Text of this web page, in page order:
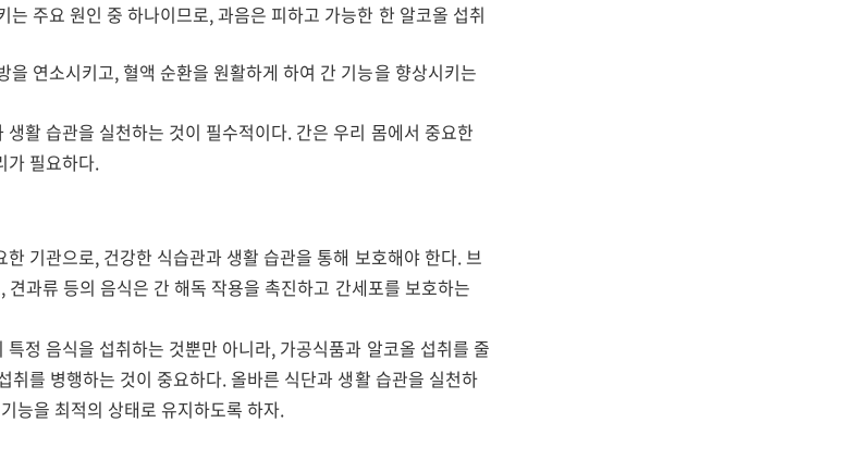
는 주요 원인 중 하나이므로, 과음은 피하고 가능한 한 알코올 섭취
을 연소시키고, 혈액 순환을 원활하게 하여 간 기능을 향상시키는
활 습관을 실천하는 것이 필수적이다. 간은 우리 몸에서 중요한
가 필요하다.
기관으로, 건강한 식습관과 생활 습관을 통해 보호해야 한다. 브
과류 등의 음식은 간 해독 작용을 촉진하고 간세포를 보호하는
정 음식을 섭취하는 것뿐만 아니라, 가공식품과 알코올 섭취를 줄
취를 병행하는 것이 중요하다. 올바른 식단과 생활 습관을 실천하
능을 최적의 상태로 유지하도록 하자.